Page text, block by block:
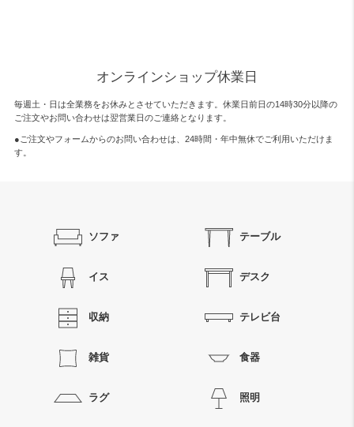
オンラインショップ休業日
毎週土・日は全業務をお休みとさせていただきます。休業日前日の14時30分以降の
ご注文やお問い合わせは翌営業日のご連絡となります。
●ご注文やフォームからのお問い合わせは、 24時間・年中無休でご利用いただけま
す。
ソファ テーブル
イス デスク
収納 テレビ台
雑貨 食器
ラグ 照明